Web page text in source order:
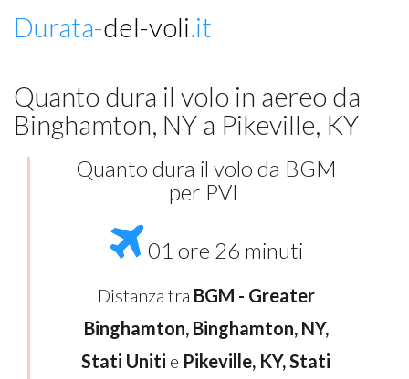
Durata-del-voli.it
Quanto dura il volo in aereo da
Binghamton, NY a Pikeville, KY
Quanto dura il volo da BGM
per PVL
01 ore 26 minuti
Distanza tra BGM - Greater
Binghamton, Binghamton, NY,
Stati Uniti e Pikeville, KY, Stati